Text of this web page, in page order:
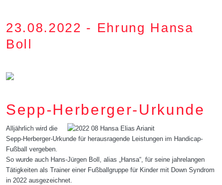
23.08.2022 - Ehrung Hansa
Boll
Sepp-Herberger-Urkunde
Alljährlich wird die
Sepp-Herberger-Urkunde für herausragende Leistungen im Handicap-
Fußball vergeben.
So wurde auch Hans-Jürgen Boll, alias „Hansa“, für seine jahrelangen
Tätigkeiten als Trainer einer Fußballgruppe für Kinder mit Down Syndrom
in 2022 ausgezeichnet.